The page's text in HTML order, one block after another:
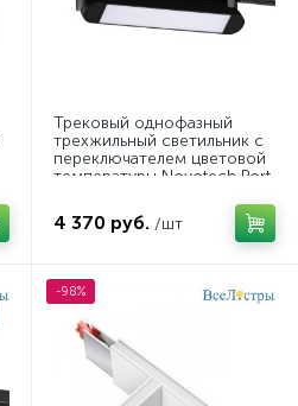
Трековый однофазный
трехжильный светильник с
переключателем цветовой
температуры Novotech Port
4 370 руб. /шт
-98%